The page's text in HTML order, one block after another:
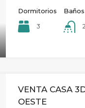
Dormitorios
3
Baños
VENTA CASA
OESTE